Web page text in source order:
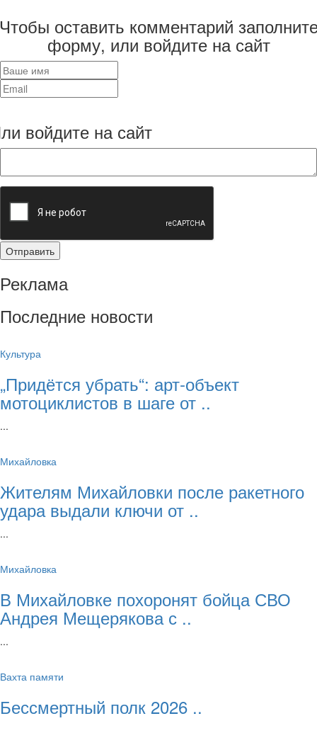
оставить комментарий
форму, или войдите на сайт
войдите на сайт
Реклама
Последние новости
Культура
„Придётся убрать“: арт‑объект
мотоциклистов в шаге от ..
...
Михайловка
Жителям Михайловки после ракетного
удара выдали ключи от ..
...
Михайловка
В Михайловке похоронят бойца СВО
Андрея Мещерякова с ..
...
Вахта памяти
Бессмертный полк 2026 ..